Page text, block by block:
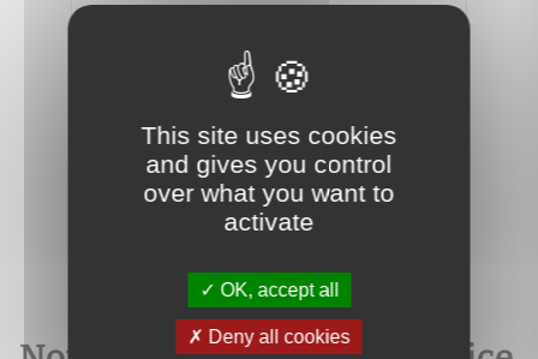
This site uses cookies
and gives you control
over what you want to
activate
OK, accept all
Deny all cookies